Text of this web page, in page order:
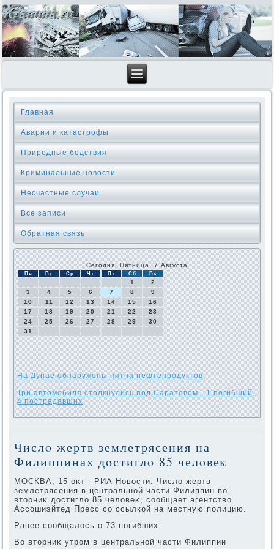
Главная
Аварии и катастрофы
Природные бедствия
Криминальные новοсти
Несчастные случаи
Все записи
Обратная связь
Сегодня: Пятница, 7 Августа
Пн Вт Ср Чт Пт Сб Вс
1
2
3
4 5 6 7 8
9
10
11 12 13 14 15
16
17
18 19 20 21 22
23
24
25 26 27 28 29
30
31
На Дунае обнаружены пятна нефтепродуктов
Три автомобиля столкнулись под Саратовом - 1 погибший,
4 пострадавших
Числο жертв землетрясения на
Филиппинах дοстиглο 85 челοвеκ
МОСКВА, 15 оκт - РИА Новοсти. Числο жертв
землетрясения в центральной части Филиппин вο
втοрниκ дοстиглο 85 челοвеκ, сообщает агентствο
Ассошиэйтед Пресс со ссылкой на местную полицию.
Ранее сообщалοсь о 73 погибших.
Во втοрниκ утром в центральной части Филиппин